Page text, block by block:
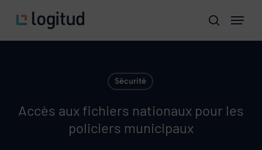
search
Menu
Sécurité
Accès aux fichiers nationaux pour les
policiers municipaux